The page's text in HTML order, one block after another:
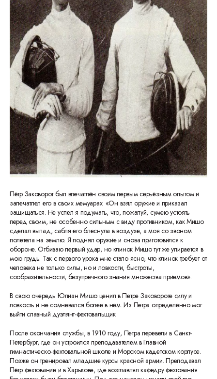
Пётр Заковорот был впечатлён своим первым серьёзным опытом и
запечатлел его в своих мемуарах: «Он взял оружие и приказал
защищаться. Не успел я подумать, что, пожалуй, сумею устоять
перед своим, не особенно сильным с виду противником, как Мишо
сделал выпад, сабля его блеснула в воздухе, а моя со звоном
полетела на землю. Я поднял оружие и снова приготовился к
обороне. Отбиваю первый удар, но клинок Мишо тут же упирается в
мою грудь. Так с первого урока мне стало ясно, что клинок требует от
человека не только силы, но и ловкости, быстроты,
сообразительности, безупречного знания множества приемов».
В свою очередь Юлиан Мишо ценил в Петре Заковороте силу и
ловкость и не сомневался более в нём. Из Петра определённо мог
выйти славный дуэлянт-фехтовальщик.
После окончания службы, в 1910 году, Петра перевели в Санкт-
Петербург, где он устроился преподавателем в Главной
гимнастическо-фехтовальной школе и Морском кадетском корпусе.
Позже он тренировал младшие курсы красной армии. Преподавал
Пётр фехтование и в Харькове, где возглавлял кафедру фехтования.